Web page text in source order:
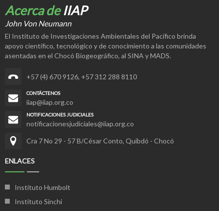
Acerca deIIAP
John Von Neumann
El Instituto de Investigaciones Ambientales del Pacífico brinda
apoyo científico, tecnológico y de conocimiento a las comunidades
asentadas en el Chocó Biogeográfico, al SINA y MADS.
+57 (4) 670 9126, +57 312 288 8110
CONTÁCTENOS
iiap@iiap.org.co
NOTIFICACIONES JUDICIALES
notificacionesjudiciales@iiap.org.co
Cra 7 No 29 - 57 B/César Conto, Quibdó - Chocó
ENLACES
Instituto Humbolt
Instituto Sinchi